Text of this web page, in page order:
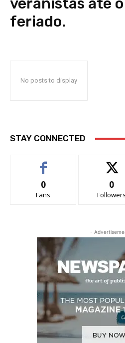
feriado.
No posts to display
STAY CONNECTED
0
Fans
0
Followers
-